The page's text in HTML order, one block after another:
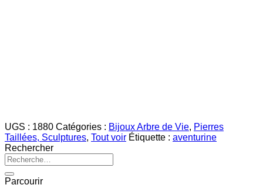
UGS : 1880 Catégories : Bijoux Arbre de Vie, Pierres
Taillées, Sculptures, Tout voir Étiquette : aventurine
Rechercher
Recherche
pour :
Parcourir